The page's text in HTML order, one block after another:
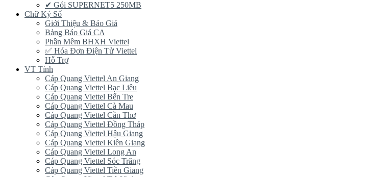
✔ Gói SUPERNET5 250MB
Chữ Ký Số
Giới Thiệu & Báo Giá
Bảng Báo Giá CA
Phần Mềm BHXH Viettel
✅‎ Hóa Đơn Điện Tử Viettel
Hỗ Trợ
VT Tỉnh
Cáp Quang Viettel An Giang
Cáp Quang Viettel Bạc Liêu
Cáp Quang Viettel Bến Tre
Cáp Quang Viettel Cà Mau
Cáp Quang Viettel Cần Thơ
Cáp Quang Viettel Đồng Tháp
Cáp Quang Viettel Hậu Giang
Cáp Quang Viettel Kiên Giang
Cáp Quang Viettel Long An
Cáp Quang Viettel Sóc Trăng
Cáp Quang Viettel Tiền Giang